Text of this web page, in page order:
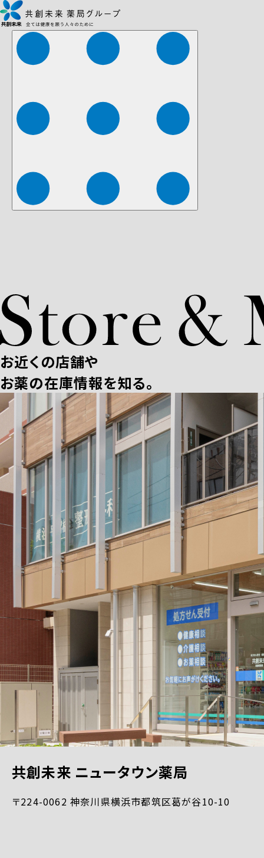
株式会社ファーマみらい 株式会社ストレチア
お近くの店舗や
お薬の在庫情報を知る。
共創未来 ニュータウン薬局
〒224-0062 神奈川県横浜市都筑区葛が谷10-10